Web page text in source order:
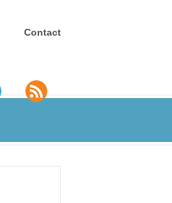
Contact